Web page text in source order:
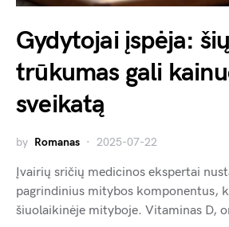
Gydytojai įspėja:
trūkumas gali
sveikatą
by Romanas 2025-07-22
Įvairių sričių medicinos ekspertai
pagrindinius mitybos komponentus,
šiuolaikinėje mityboje. Vitaminas D,